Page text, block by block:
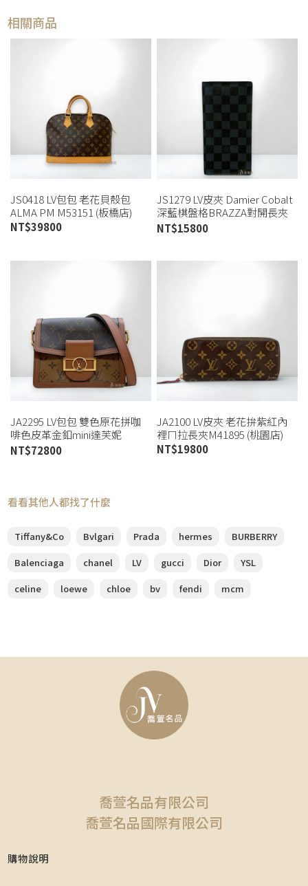
相關商品
JS0418 LV包包 老花貝殼包
ALMA PM M53151 (板橋店)
NT$39800
JS1279 LV皮夾 Damier Cobalt
深藍棋盤格BRAZZA對開長夾
N63212 (板橋店)
NT$15800
JA2295 LV包包 雙色原花拼咖
啡色皮革金釦mini達芙妮
M44580 (桃園店)
NT$72800
JA2100 LV皮夾 老花拚紫紅內
裡ㄇ拉長夾M41895 (桃園店)
NT$19800
看看其他人都找了什麼
Tiffany&Co Bvlgari Prada hermes
BURBERRY
Balenciaga
chanel LV gucci Dior
YSL
celine
loewe chloe bv fendi mcm
喬萱名品有限公司
喬萱名品國際有限公司
購物說明